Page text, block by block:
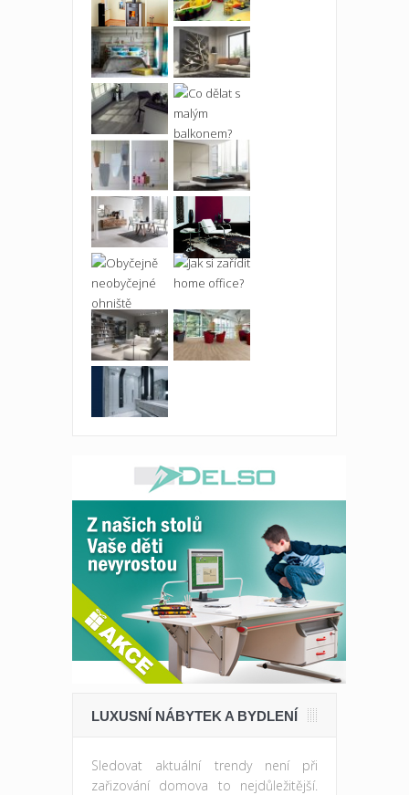
LUXUSNÍ NÁBYTEK A BYDLENÍ
Sledovat aktuální trendy není při
zařizování domova to nejdůležitější.